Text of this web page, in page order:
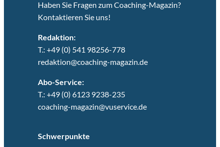
Haben Sie Fragen zum Coaching-Magazin?
Kontaktieren Sie uns!
Redaktion:
T.: +49 (0) 541 98256-778
redaktion@coaching-magazin.de
Abo-Service:
T.: +49 (0) 6123 9238-235
coaching-magazin@vuservice.de
Schwerpunkte